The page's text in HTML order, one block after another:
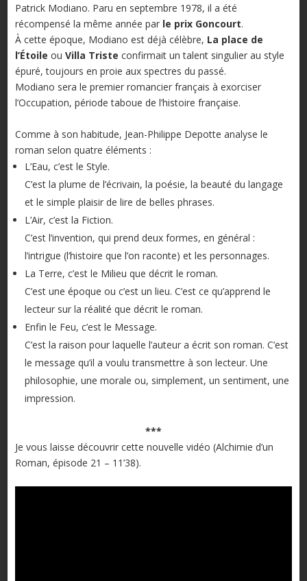
Patrick Modiano. Paru en septembre 1978, il a été
récompensé la même année par le prix Goncourt.
À cette époque, Modiano est déjà célèbre, La place de
l’Étoile ou Villa Triste confirmait un talent singulier au style
épuré, toujours en proie aux spectres du passé.
Modiano sera le premier romancier français à exorciser
l’Occupation, période taboue de l’histoire française.
Comme à son habitude, Jean-Philippe Depotte analyse le
roman selon quatre éléments :
L’Eau, c’est le Style.
C’est la plume de l’écrivain, la poésie, la beauté du langage
et le simple plaisir de lire de belles phrases.
L’Air, c’est la Fiction.
C’est l’invention, qui prend deux formes, en général :
l’intrigue (l’histoire que l’on raconte) et les personnages.
La Terre, c’est le Milieu que décrit le roman.
C’est une époque ou c’est un lieu. C’est ce qu’apprend le
lecteur sur la réalité que décrit le roman.
Enfin le Feu, c’est le Message.
C’est la raison pour laquelle l’auteur a écrit son roman. C’est
le message qu’il a voulu transmettre à son lecteur. Une
philosophie, une morale ou, simplement, un sentiment, une
impression.
***
Je vous laisse découvrir cette nouvelle vidéo (Alchimie d’un
Roman, épisode 21 – 11’38).